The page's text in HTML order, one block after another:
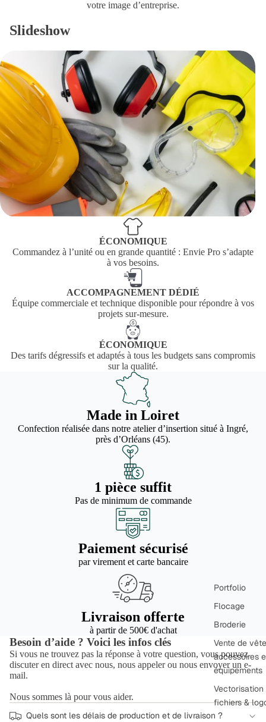
Portfolio
Flocage
Broderie
Vente de
accessoires
équipements
Vectorisation
fichiers &
votre image d’entreprise.
Slideshow
ÉCONOMIQUE
Commandez à l’unité ou en grande quantité : Envie Pro s’adapte
à vos besoins.
ACCOMPAGNEMENT DÉDIÉ
Équipe commerciale et technique disponible pour répondre à vos
projets sur-mesure.
ÉCONOMIQUE
Des tarifs dégressifs et adaptés à tous les budgets sans compromis
sur la qualité.
Made in Loiret
Confection réalisée dans notre atelier d’insertion situé à Ingré,
près d’Orléans (45).
1 pièce suffit
Pas de minimum de commande
Paiement sécurisé
par virement et carte bancaire
Livraison offerte
à partir de 500€ d'achat
Besoin d’aide ? Voici les infos clés
Si vous ne trouvez pas la réponse à votre question, vous pouvez
discuter en direct avec nous, nous appeler ou nous envoyer un e-
mail.
Nous sommes là pour vous aider.
Quels sont les délais de production et de livraison ?